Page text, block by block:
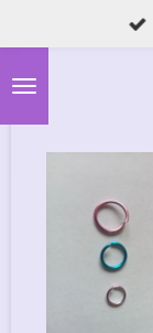
direct
naar